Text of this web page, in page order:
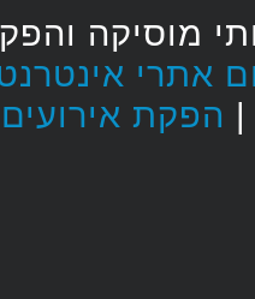
מוסיקה
הפקת אירועים - bloom